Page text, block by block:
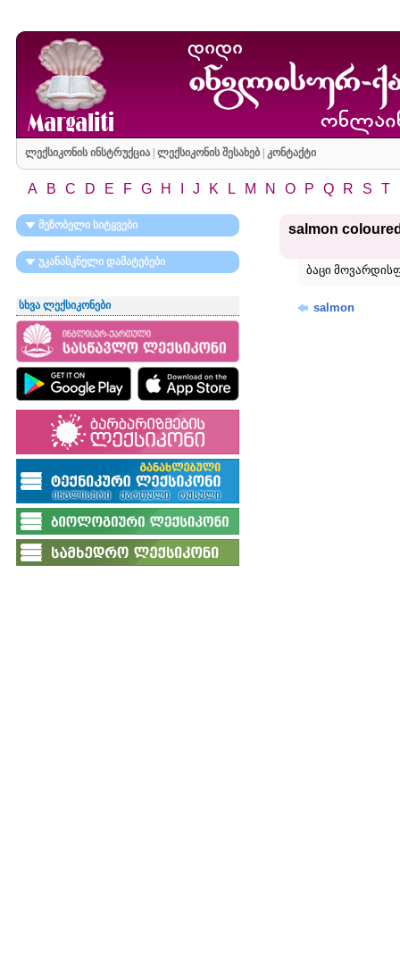
ლექსიკონის ინსტრუქცია| ლექსიკონის შესახებ| კონტაქტი
A B C D E F G H J K L M N O P Q R S T
მეზობელი სიტყვები
უკანასკნელი დამატებები
სხვა ლექსიკონები
salmon
ბაცი
salmon